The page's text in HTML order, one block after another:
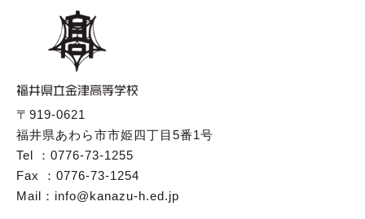
〒919-0621
福井県あわら市市姫四丁目5番1号
Tel ：0776-73-1255
Fax ：0776-73-1254
Mail：info@kanazu-h.ed.jp